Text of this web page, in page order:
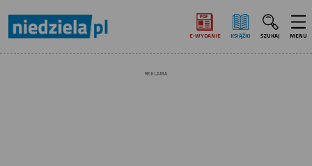
E‑WYDANIE KSIĄŻKI SZUKAJ MENU
REKLAMA